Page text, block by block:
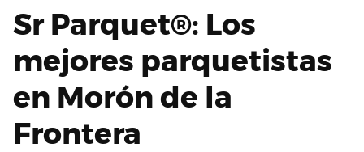
Sr Parquet®: Los
mejores parquetistas
en Morón de la
Frontera